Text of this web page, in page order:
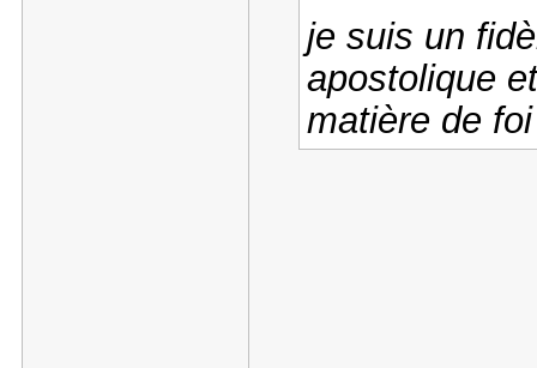
je suis un
apostolique
matière de